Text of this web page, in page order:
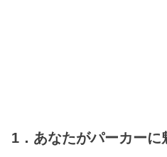
1．あなたがパーカーに